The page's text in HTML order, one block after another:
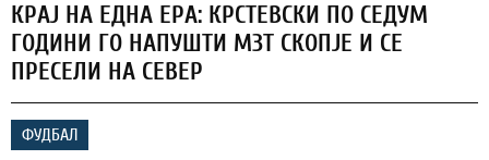
КРАЈ НА ЕДНА ЕРА: КРСТЕВСКИ ПО СЕДУМ
ГОДИНИ ГО НАПУШТИ МЗТ СКОПЈЕ И СЕ
ПРЕСЕЛИ НА СЕВЕР
ФУДБАЛ